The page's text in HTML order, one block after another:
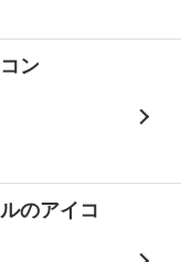
ン
のアイコ